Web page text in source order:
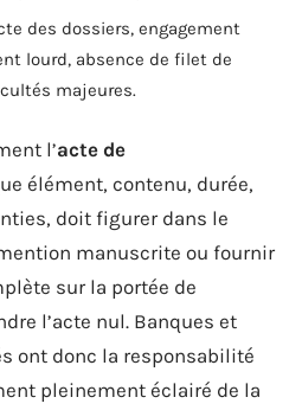
des dossiers, engagement
lourd, absence de filet de
majeures.
l’acte de
élément, contenu, durée,
doit figurer dans le
manuscrite ou fournir
sur la portée de
l’acte nul. Banques et
ont donc la responsabilité
pleinement éclairé de la